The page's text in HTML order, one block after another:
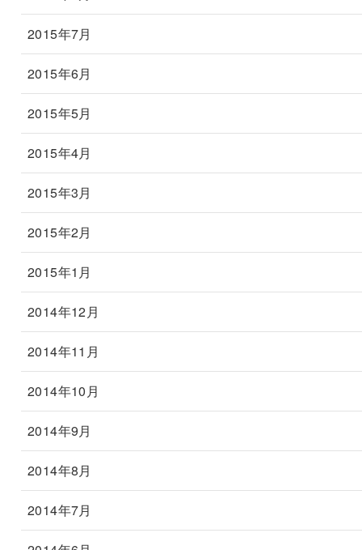
2015年7月
2015年6月
2015年5月
2015年4月
2015年3月
2015年2月
2015年1月
2014年12月
2014年11月
2014年10月
2014年9月
2014年8月
2014年7月